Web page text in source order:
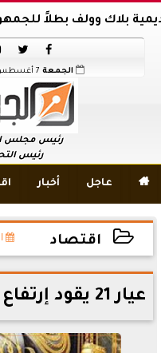
وولف بطلاً للجمهورية تحت 17


الجمعة
رئيس مجلس
رئيس
 عاجل أخبار
اقتصاد
2025-09-13 14:20:18
عيار 21 يقود إرتفاع أسعار الذهب في مصر